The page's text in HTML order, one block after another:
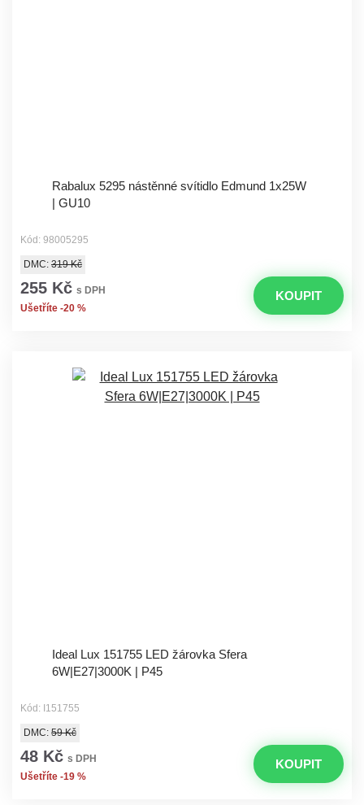
Rabalux 5295 nástěnné svítidlo Edmund 1x25W
| GU10
Kód: 98005295
DMC: 319 Kč
255 Kč s DPH
Ušetříte -20 %
KOUPIT
Ideal Lux 151755 LED žárovka Sfera
6W|E27|3000K | P45
Kód: I151755
DMC: 59 Kč
48 Kč s DPH
Ušetříte -19 %
KOUPIT